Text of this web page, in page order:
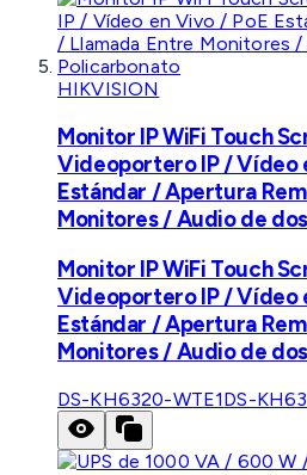
HIKVISION
Monitor IP WiFi Touch
Videoportero IP / Vídeo
Estándar / Apertura
Monitores / Audio de
Monitor IP WiFi Touch
Videoportero IP / Vídeo
Estándar / Apertura
Monitores / Audio de
DS-KH6320-WTE1DS-